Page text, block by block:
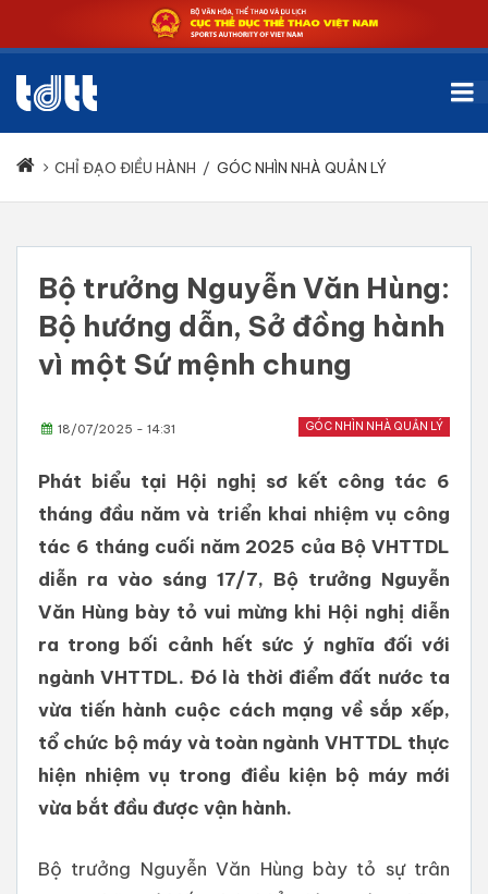
CHỈ ĐẠO ĐIỀU HÀNH / GÓC NHÌN NHÀ QUẢN LÝ
Bộ trưởng Nguyễn Văn Hùng:
Bộ hướng dẫn, Sở đồng hành
vì một Sứ mệnh chung
GÓC NHÌN NHÀ QUẢN LÝ
18/07/2025 - 14:31
Phát biểu tại Hội nghị sơ kết công tác 6
tháng đầu năm và triển khai nhiệm vụ công
tác 6 tháng cuối năm 2025 của Bộ VHTTDL
diễn ra vào sáng 17/7, Bộ trưởng Nguyễn
Văn Hùng bày tỏ vui mừng khi Hội nghị diễn
ra trong bối cảnh hết sức ý nghĩa đối với
ngành VHTTDL. Đó là thời điểm đất nước ta
vừa tiến hành cuộc cách mạng về sắp xếp,
tổ chức bộ máy và toàn ngành VHTTDL thực
hiện nhiệm vụ trong điều kiện bộ máy mới
vừa bắt đầu được vận hành.
Bộ trưởng Nguyễn Văn Hùng bày tỏ sự trân